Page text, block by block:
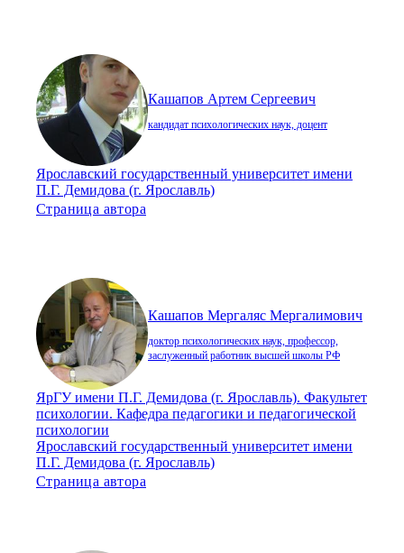
Кашапов Артем Сергеевич
кандидат психологических наук, доцент
Ярославский государственный университет имени
П.Г. Демидова (г. Ярославль)
Страница автора
Кашапов Мергаляс Мергалимович
доктор психологических наук, профессор,
заслуженный работник высшей школы РФ
ЯрГУ имени П.Г. Демидова (г. Ярославль). Факультет
психологии. Кафедра педагогики и педагогической
психологии
Ярославский государственный университет имени
П.Г. Демидова (г. Ярославль)
Страница автора